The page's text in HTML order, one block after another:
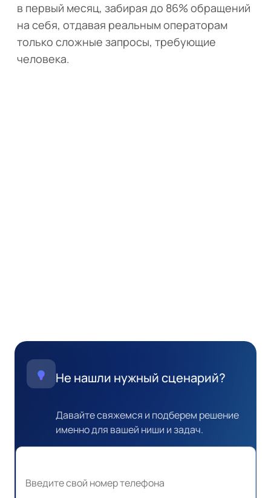
в первый месяц, забирая до 86% обращений
на себя, отдавая реальным операторам
только сложные запросы, требующие
человека.
HR и рекрутинг
Онлайн-образование
Запись и клиентский сервис
Не нашли нужный сценарий?
Давайте свяжемся и подберем решение
именно для вашей ниши и задач.